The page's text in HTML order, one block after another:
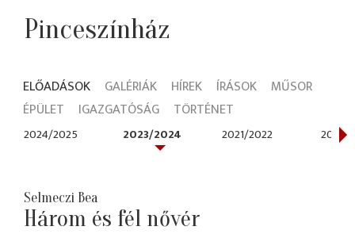
Pinceszínház
ELŐADÁSOK GALÉRIÁK HÍREK ÍRÁSOK
MŰSOR
ÉPÜLET
IGAZGATÓSÁG TÖRTÉNET
2024/2025 2023/2024 2021/2022 2018/
Selmeczi Bea
Három és fél nővér